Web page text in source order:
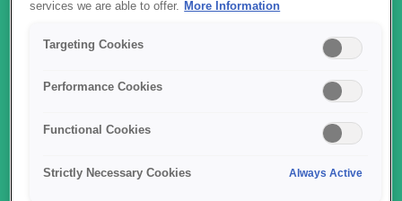
оцифровувати документи, фотографії та чеки з винятковою
збираєте дані в дорозі — Epson надає надійні рішення для
НАШ АСОРТИМЕНТ СКАНЕРІВ
services we are able to offer. More Information
Targeting Cookies
Performance Cookies
Functional Cookies
Strictly Necessary Cookies Always Active